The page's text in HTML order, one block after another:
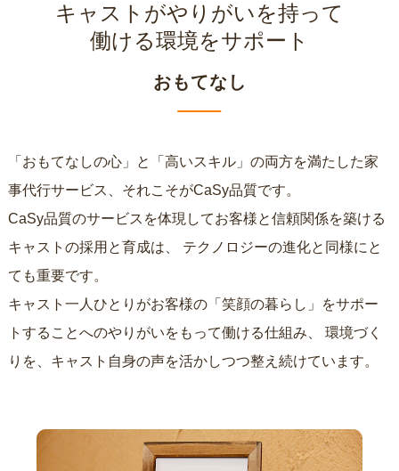
キャストがやりがいを持って
働ける環境をサポート
おもてなし
「おもてなしの心」と「高いスキル」の両方を満たした家
事代行サービス、それこそがCaSy品質です。
CaSy品質のサービスを体現してお客様と信頼関係を築ける
キャストの採用と育成は、
ても重要です。
キャスト一人ひとりがお客様の「笑顔の暮らし」をサポー
トすることへのやりがいをもって働ける仕組み、
りを、キャスト自身の声を活かしつつ整え続けています。